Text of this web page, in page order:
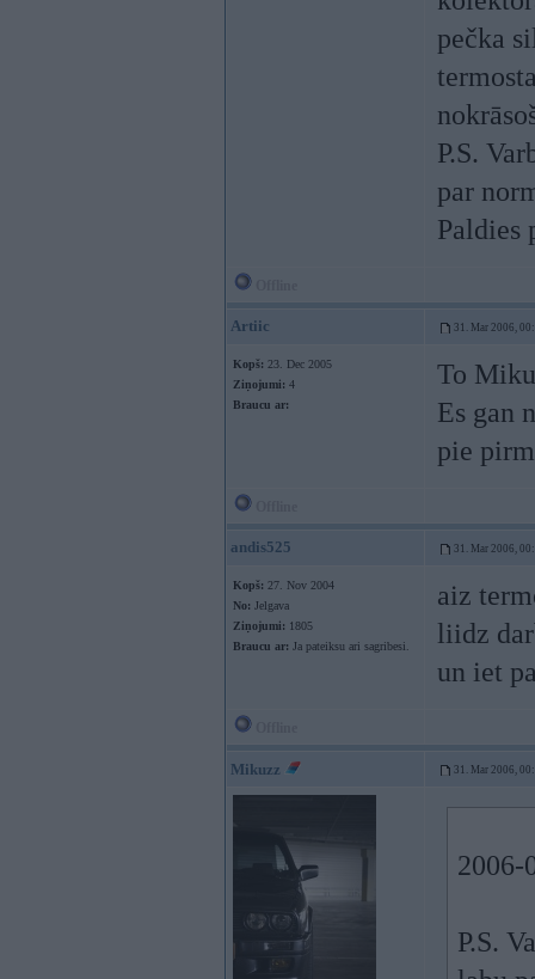
pečka
P.S.
par
Paldies
Artiic 31. Mar 2006,
Kopš: 23. Dec 2005
Ziņojumi: 4
Braucu ar:
To
Es gan
pie
andis525 31. Mar 2006,
Kopš: 27. Nov 2004
No: Jelgava
Ziņojumi: 1805
Braucu ar: Ja pateiksu ari sagribesi.
aiz
liidz
un iet
Mikuzz 31. Mar 2006,
2006-
P.S.